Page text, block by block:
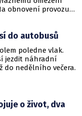
obnovení provozu
do autobusů
poledne vlak.
jezdit náhradní
do nedělního večera.
o život, dva